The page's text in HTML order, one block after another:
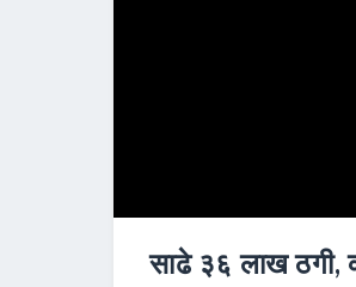
साढे ३६ लाख ठगी,